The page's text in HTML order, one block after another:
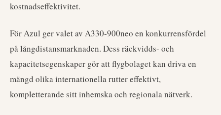
kostnadseffektivitet.
För Azul ger valet av A330-900neo en konkurrensfördel
på långdistansmarknaden. Dess räckvidds- och
kapacitetsegenskaper gör att flygbolaget kan driva en
mängd olika internationella rutter effektivt,
kompletterande sitt inhemska och regionala nätverk.